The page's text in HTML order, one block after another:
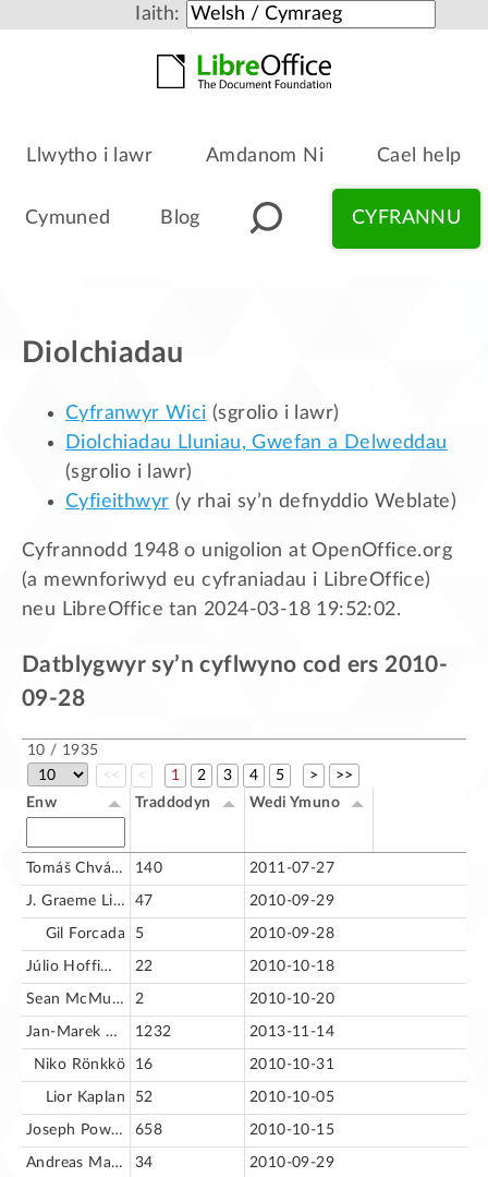
Iaith:
Llwytho i lawr Amdanom Ni Cael help
Cymuned Blog CYFRANNU
Diolchiadau
Cyfranwyr Wici (sgrolio i lawr)
Diolchiadau Lluniau, Gwefan a Delweddau
(sgrolio i lawr)
Cyfieithwyr (y rhai sy’n defnyddio Weblate)
Cyfrannodd 1948 o unigolion at OpenOffice.org
(a mewnforiwyd eu cyfraniadau i LibreOffice)
neu LibreOffice tan 2024-03-18 19:52:02.
Datblygwyr sy’n cyflwyno cod ers 2010-
09-28
10 / 1935
<<
< 1 2 3 4 5 >
>>
Enw
Traddodyn Wedi Ymuno
Tomáš Chvátal 140 2011-07-27
J. Graeme Lingard 47 2010-09-29
Gil Forcada 5 2010-09-28
Júlio Hoffimann 22 2010-10-18
Sean McMurray 2 2010-10-20
Jan-Marek Glogowski 1232 2013-11-14
Niko Rönkkö 16 2010-10-31
Lior Kaplan 52 2010-10-05
Joseph Powers 658 2010-10-15
Andreas Mantke 34 2010-09-29